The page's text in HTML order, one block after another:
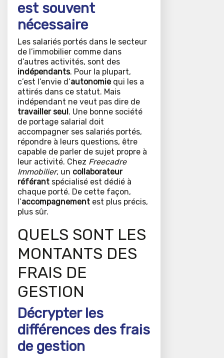
est souvent
nécessaire
Les salariés portés dans le secteur
de l’immobilier comme dans
d’autres activités, sont des
indépendants. Pour la plupart,
c’est l’envie d’autonomiequi les a
attirés dans ce statut. Mais
indépendant ne veut pas dire de
travailler seul. Une bonne société
de portage salarial doit
accompagner ses salariés portés,
répondre à leurs questions, être
capable de parler de sujet propre à
leur activité. Chez Freecadre
Immobilier, un collaborateur
référant spécialisé est dédié à
chaque porté. De cette façon,
l’accompagnement est plus précis,
plus sûr.
QUELS SONT LES
MONTANTS DES
FRAIS DE
GESTION
Décrypter les
différences des frais
de gestion